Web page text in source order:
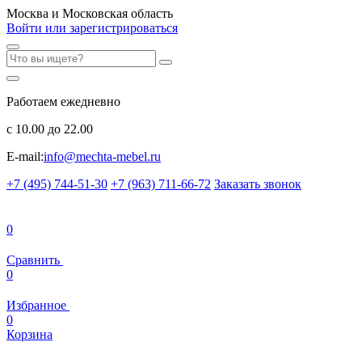
Москва и Московская область
Войти или зарегистрироваться
Работаем ежедневно
с 10.00 до 22.00
E-mail:info@mechta-mebel.ru
+7 (495) 744-51-30 +7 (963) 711-66-72 Заказать звонок
0
Сравнить
0
Избранное
0
Корзина